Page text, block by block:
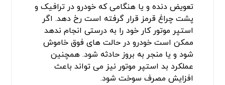
تعویض دنده و یا هنگامی که خودرو در ترافیک و
پشت چراغ قرمز قرار گرفته است رخ دهد. اگر
استپر موتور کار خود را به درستی انجام ندهد
ممکن است خودرو در حالت های فوق خاموش
شود و یا منجر به بروز حادثه شود. همچنین
عملکرد بد استپر موتور نیز می تواند باعث
افزایش مصرف سوخت شود.